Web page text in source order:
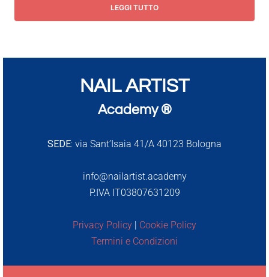
LEGGI TUTTO
NAIL ARTIST
Academy ®
SEDE: via Sant’Isaia 41/A 40123 Bologna
info@nailartist.academy
P.IVA IT03807631209
Privacy Policy | Cookie Policy
Termini e Condizioni